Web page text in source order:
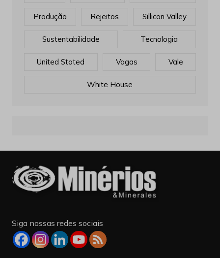
Produção Rejeitos Sillicon Valley
Sustentabilidade Tecnologia
United Stated Vagas Vale
White House
Siga nossas redes sociais